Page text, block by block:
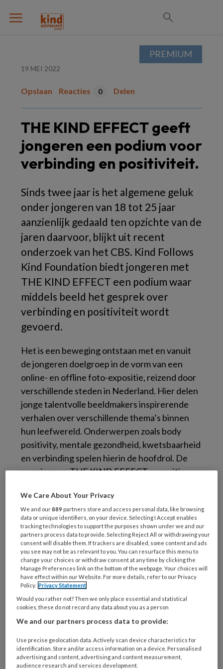
19 MEI 2022
Opslaan Reacties 0 Delen
THE KIND EFFECT geeft
jongeren een podium voor
verbinding en positiviteit.
Sinds twee jaar is het algemene geluk
onder jongeren van 18 tot 25 jaar
aanzienlijk gedaald ten opzichte van de
jaren daarvoor, blijkt uit recent
onderzoek van het CBS. Kind Follows
Kind Foundation biedt jongeren met
THE KIND EFFECT een podium waar
middels beeld het gesprek over
verbinding en positiviteit wordt
gevoerd.
Het is een beweging ontstaan met en vanuit
de jongeren doelgroep in de vorm van een
online- en offline foto-expositie, reizend door
verschillende steden in Nederland. Hier delen
jonge talentvolle beeldmakers inspirerende
verhalen over verschillende thema’s binnen
hun leefwereld. Onderwerpen zoals body
positivity, mentale gezondheid, kwetsbaarheid
en verbinding spelen hierin de hoofdrol. De
opening van THE KIND EFFECT-expositie
Amsterdam City in Amsterdam en is tot 18 juni
te bezoeken. De expositie is daarna te
bezoeken in onder andere Rotterdam,
Eindhoven, Groningen, Maastricht en Den
Haag.
Jongeren hebben zich het afgelopen jaar
ongelukkiger gevoeld dan vóór de corona-
crisis, zo blijkt uit onderzoek van het CBS.
Zestig procent van de jongeren geeft aan zich
procent zegt zich bijna altijd eenzaam te
voelen. Het delen van positiviteit en samen
PREMIUM
We Care About Your Privacy
We and our889 partners store and access personal data, like browsing
data or unique identifiers, on your device. Selecting I Accept enables
tracking technologies to support the purposes shown under we and our
partners process data to provide. Selecting Reject All or withdrawing your
consent will disable them. If trackers are disabled, some content and ads
you see may not be as relevant to you. You can resurface this menu to
change your choices or withdraw consent at any time by clicking the
Manage Preferences link on the bottom of the webpage. Your choices will
have effect within our Website. For more details, refer to our Privacy
Policy. Privacy Statement
Would you rather not? Then we only place essential and statistical
cookies, these do not record any data about you as a person
We and our partners process data to provide:
Use precise geolocation data. Actively scan device characteristics for
identification. Store and/or access information on a device. Personalised
advertising and content, advertising and content measurement,
audience research and services development.